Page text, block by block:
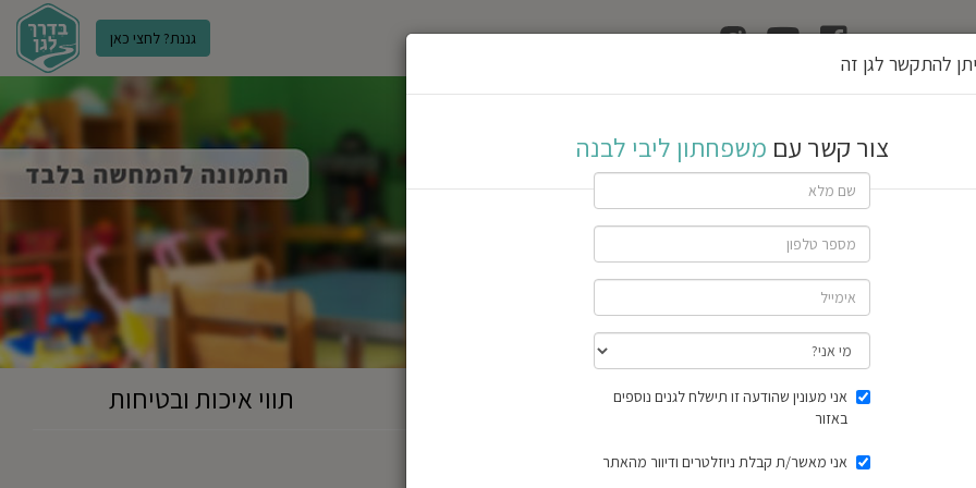
גננת? לחצי כאן
הוצאת רשיון גן
חוות דעת תווי איכות ובטיחות
להתקשר לגן זה
צור קשר עם משפחתון ליבי לבנה
אני מעונין שהודעה זו תישלח לגנים נוספים
באזור
אני מאשר/ת קבלת ניוזלטרים ודיוור מהאתר